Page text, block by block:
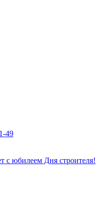
49
с юбилеем Дня строителя!